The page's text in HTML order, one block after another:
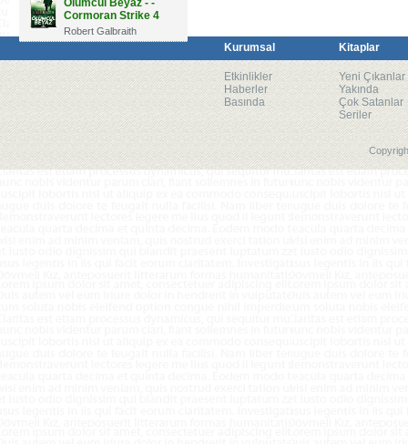
Ölümcül Beyaz - -
Cormoran Strike 4
Robert Galbraith
Kurumsal Kitaplar
Etkinlikler
Haberler
Basında
Yeni Çıkanlar
Yakında
Çok Satanlar
Seriler